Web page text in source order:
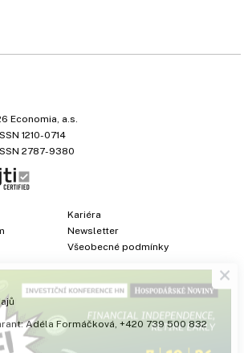
Economia, a.s.
1210-0714
2787-9380
Kariéra
Newsletter
Všeobecné podmínky
Adéla Formáčková +420 739 500 832